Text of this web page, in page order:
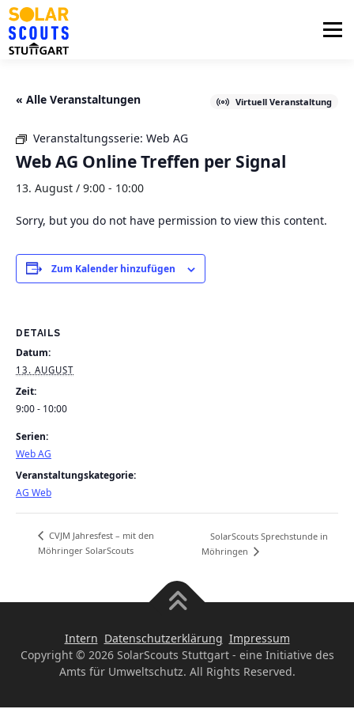
Zum
Inhalt
springen
Menü
« Alle Veranstaltungen Virtuell Veranstaltung
Veranstaltungsserie: Web AG
Web AG Online Treffen per Signal
13. August / 9:00 - 10:00
Sorry, but you do not have permission to view this content.
Zum Kalender hinzufügen
DETAILS
Datum:
13. AUGUST
Zeit:
9:00 - 10:00
Serien:
Web AG
Veranstaltungskategorie:
AG Web
CVJM Jahresfest – mit den
Möhringer SolarScouts
SolarScouts Sprechstunde in
Möhringen
Intern Datenschutzerklärung Impressum
Copyright © 2026 SolarScouts Stuttgart - eine Initiative des
Amts für Umweltschutz. All Rights Reserved.